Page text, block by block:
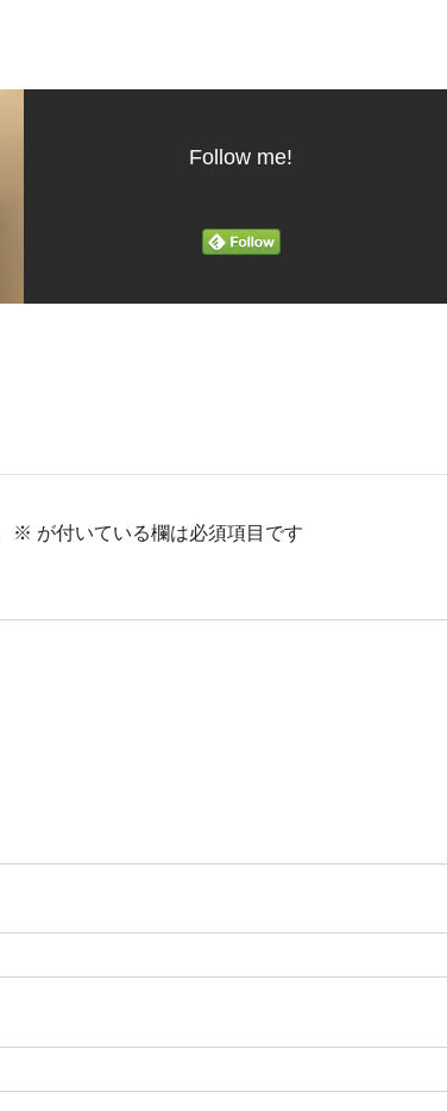
Follow me!
※ が付いている欄は必須項目です